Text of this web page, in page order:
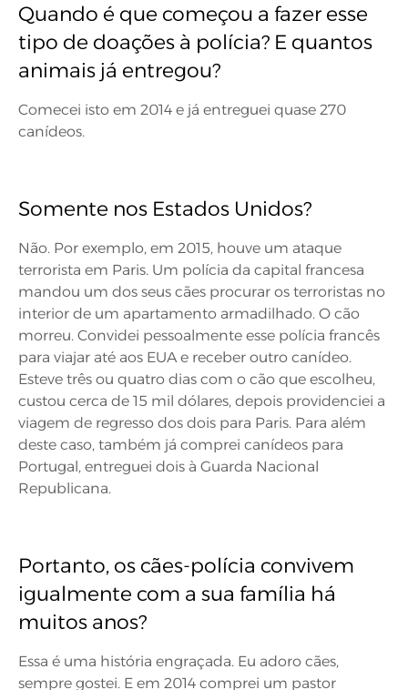
Quando é que começou a fazer esse
tipo de doações à polícia? E quantos
animais já entregou?
Comecei isto em 2014 e já entreguei quase 270
canídeos.
Somente nos Estados Unidos?
Não. Por exemplo, em 2015, houve um ataque
terrorista em Paris. Um polícia da capital francesa
mandou um dos seus cães procurar os terroristas no
interior de um apartamento armadilhado. O cão
morreu. Convidei pessoalmente esse polícia francês
para viajar até aos EUA e receber outro canídeo.
Esteve três ou quatro dias com o cão que escolheu,
custou cerca de 15 mil dólares, depois providenciei a
viagem de regresso dos dois para Paris. Para além
deste caso, também já comprei canídeos para
Portugal, entreguei dois à Guarda Nacional
Republicana.
Portanto, os cães-polícia convivem
igualmente com a sua família há
muitos anos?
Essa é uma história engraçada. Eu adoro cães,
sempre gostei. E em 2014 comprei um pastor